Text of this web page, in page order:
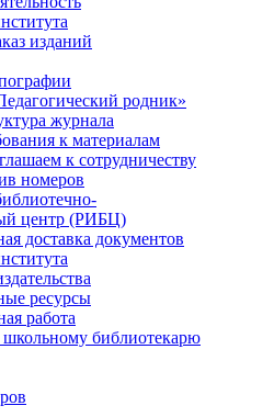
изданий
родник»
журнала
к материалам
к сотрудничеству
номеров
центр (РИБЦ)
доставка документов
ресурсы
работа
библиотекарю